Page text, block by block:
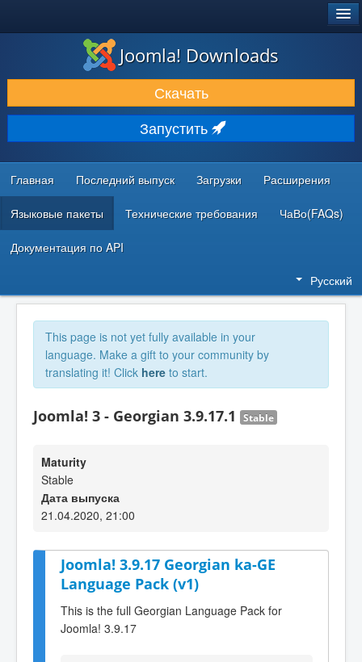
ЗАГРУЗКИ И РАСШИРЕНИЯ
ДОКУМЕНТАЦИЯ И ОБУЧЕНИЕ
СООБЩЕСТВО И ПОДДЕРЖКА
РЕСУРСЫ ДЛЯ РАЗРАБОТЧИКОВ
Joomla! Downloads
Скачать
Запустить
Главная Последний выпуск Загрузки Расширения
Языковые пакеты Технические требования ЧаВо(FAQs)
Документация по API
Русский
This page is not yet fully available in your
language. Make a gift to your community by
translating it! Click here to start.
Joomla! 3 - Georgian 3.9.17.1 Stable
Maturity
Stable
Дата выпуска
21.04.2020, 21:00
Joomla! 3.9.17 Georgian ka-GE
Language Pack (v1)
This is the full Georgian Language Pack for
Joomla! 3.9.17